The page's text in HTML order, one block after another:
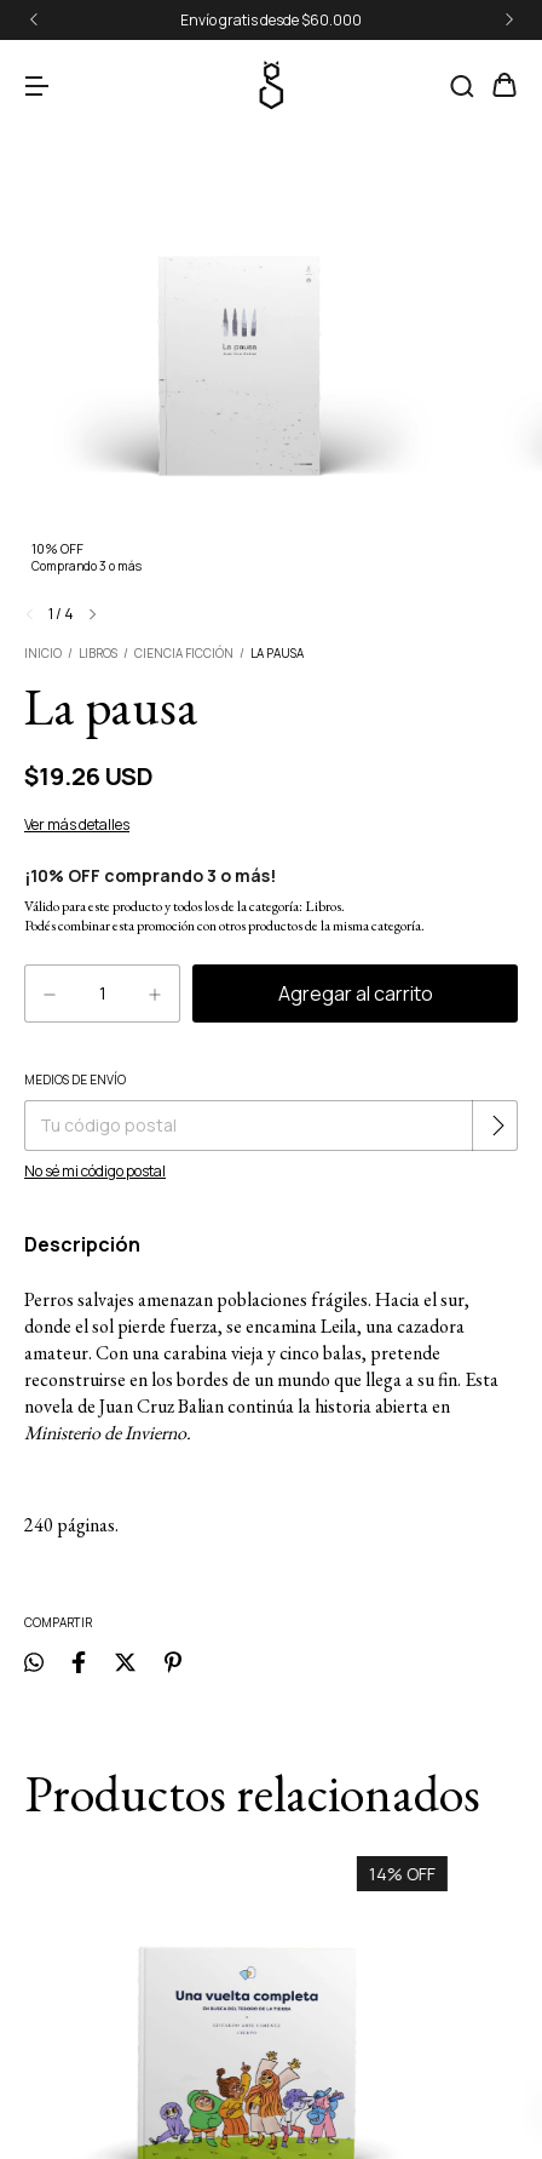
Envío gratis desde $60.000
10% OFF
Comprando 3 o más
1/ 4
INICIO / LIBROS / CIENCIA FICCIÓN / LA PAUSA
La pausa
$19.26 USD
Ver más detalles
¡10% OFF comprando 3 o más!
Válido para este producto y todos los de la categoría: Libros.
Podés combinar esta promoción con otros productos de la misma categoría.
Entregas para el CP:
MEDIOS DE ENVÍO
No sé mi código postal
Descripción
Perros salvajes amenazan poblaciones frágiles. Hacia el sur,
donde el sol pierde fuerza, se encamina Leila, una cazadora
amateur. Con una carabina vieja y cinco balas, pretende
reconstruirse en los bordes de un mundo que llega a su fin. Esta
novela de Juan Cruz Balian continúa la historia abierta en
Ministerio de Invierno.
240 páginas.
COMPARTIR
Productos relacionados
14% OFF